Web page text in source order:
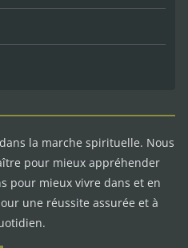
la marche spirituelle. Nous
pour mieux appréhender
pour mieux vivre dans et en
une réussite assurée et à